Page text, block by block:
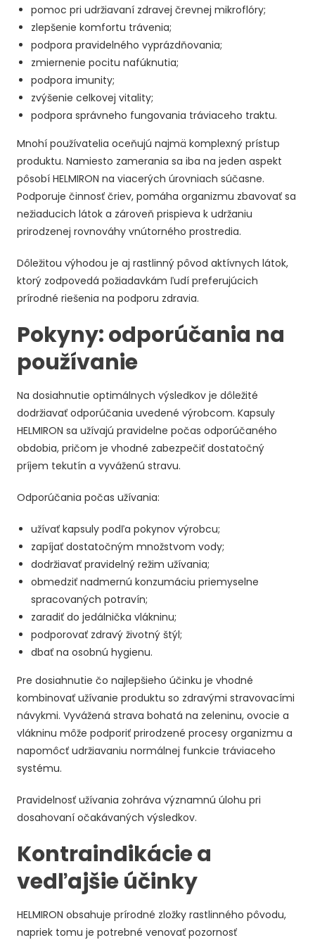
pomoc pri udržiavaní zdravej črevnej mikroflóry;
zlepšenie komfortu trávenia;
podpora pravidelného vyprázdňovania;
zmiernenie pocitu nafúknutia;
podpora imunity;
zvýšenie celkovej vitality;
podpora správneho fungovania tráviaceho traktu.
Mnohí používatelia oceňujú najmä komplexný prístup
produktu. Namiesto zamerania sa iba na jeden aspekt
pôsobí HELMIRON na viacerých úrovniach súčasne.
Podporuje činnosť čriev, pomáha organizmu zbavovať sa
nežiaducich látok a zároveň prispieva k udržaniu
prirodzenej rovnováhy vnútorného prostredia.
Dôležitou výhodou je aj rastlinný pôvod aktívnych látok,
ktorý zodpovedá požiadavkám ľudí preferujúcich
prírodné riešenia na podporu zdravia.
Pokyny: odporúčania na
používanie
Na dosiahnutie optimálnych výsledkov je dôležité
dodržiavať odporúčania uvedené výrobcom. Kapsuly
HELMIRON sa užívajú pravidelne počas odporúčaného
obdobia, pričom je vhodné zabezpečiť dostatočný
príjem tekutín a vyváženú stravu.
Odporúčania počas užívania:
užívať kapsuly podľa pokynov výrobcu;
zapíjať dostatočným množstvom vody;
dodržiavať pravidelný režim užívania;
obmedziť nadmernú konzumáciu priemyselne
spracovaných potravín;
zaradiť do jedálnička vlákninu;
podporovať zdravý životný štýl;
dbať na osobnú hygienu.
Pre dosiahnutie čo najlepšieho účinku je vhodné
kombinovať užívanie produktu so zdravými stravovacími
návykmi. Vyvážená strava bohatá na zeleninu, ovocie a
vlákninu môže podporiť prirodzené procesy organizmu a
napomôcť udržiavaniu normálnej funkcie tráviaceho
systému.
Pravidelnosť užívania zohráva významnú úlohu pri
dosahovaní očakávaných výsledkov.
Kontraindikácie a
vedľajšie účinky
HELMIRON obsahuje prírodné zložky rastlinného pôvodu,
napriek tomu je potrebné venovať pozornosť